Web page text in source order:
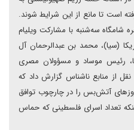
است تا مانع از این شرایط شوند.
شامگاه سه‌شنبه با مشارکت ویلیام
(سیا)، محمد بن عبدالرحمان آل
رئیس موساد و مسؤولان مصری
نقل از منابع ناشناس گزارش داد که
آتش‌بس را در چارچوب توافق
تعداد اسرای فلسطینی که حماس